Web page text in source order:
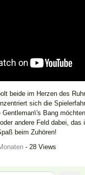
beide im Herzen des
sich die
Gentleman\'s Bang
andere Feld dabei,
beim Zuhören!
- 28 Views